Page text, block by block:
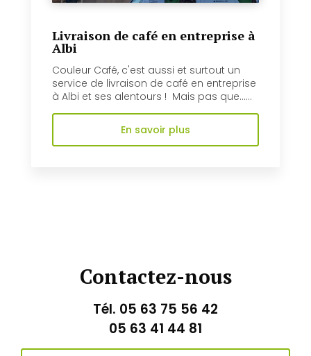
Livraison de café en entreprise à
Albi
Couleur Café, c'est aussi et surtout un
service de livraison de café en entreprise
à Albi et ses alentours ! Mais pas que......
En savoir plus
Contactez-nous
Tél. 05 63 75 56 42
05 63 41 44 81